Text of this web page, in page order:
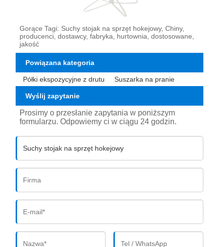
Gorące Tagi: Suchy stojak na sprzęt hokejowy, Chiny,
producenci, dostawcy, fabryka, hurtownia, dostosowane,
jakość
Powiązana kategoria
Półki ekspozycyjne z drutu Suszarka na pranie
Wyślij zapytanie
Prosimy o przesłanie zapytania w poniższym
formularzu. Odpowiemy ci w ciągu 24 godzin.